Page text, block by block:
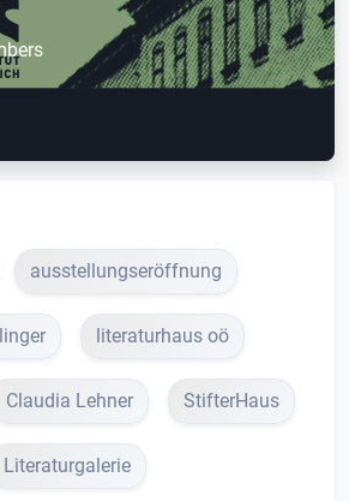
ausstellungseröffnung
literaturhaus oö
Claudia Lehner StifterHaus
Literaturgalerie